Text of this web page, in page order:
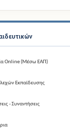
Online (Μέσω ΕΑΠ)
Εκπαίδευσης
- Συναντήσεις